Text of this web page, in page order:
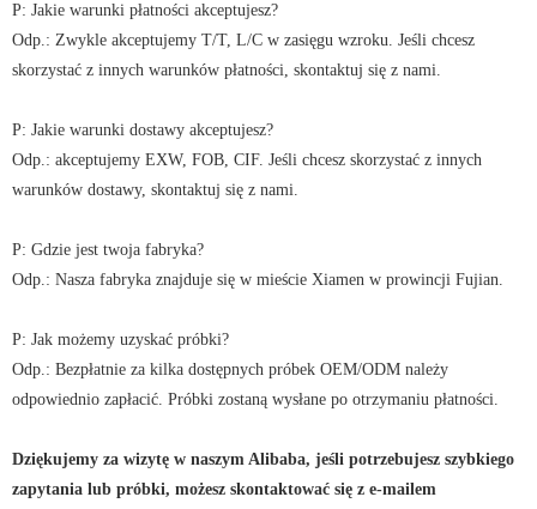
P: Jakie warunki płatności akceptujesz?
Odp.: Zwykle akceptujemy T/T, L/C w zasięgu wzroku. Jeśli chcesz
skorzystać z innych warunków płatności, skontaktuj się z nami.
P: Jakie warunki dostawy akceptujesz?
Odp.: akceptujemy EXW, FOB, CIF. Jeśli chcesz skorzystać z innych
warunków dostawy, skontaktuj się z nami.
P: Gdzie jest twoja fabryka?
Odp.: Nasza fabryka znajduje się w mieście Xiamen w prowincji Fujian.
P: Jak możemy uzyskać próbki?
Odp.: Bezpłatnie za kilka dostępnych próbek OEM/ODM należy
odpowiednio zapłacić. Próbki zostaną wysłane po otrzymaniu płatności.
Dziękujemy za wizytę w naszym Alibaba, jeśli potrzebujesz szybkiego
zapytania lub próbki, możesz skontaktować się z e-mailem